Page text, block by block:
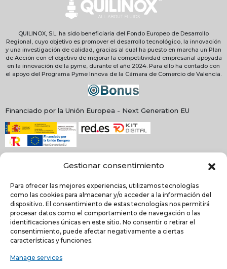
Gestionar consentimiento
Para ofrecer las mejores experiencias, utilizamos tecnologías
como las cookies para almacenar y/o acceder a la información del
dispositivo. El consentimiento de estas tecnologías nos permitirá
procesar datos como el comportamiento de navegación o las
identificaciones únicas en este sitio. No consentir o retirar el
consentimiento, puede afectar negativamente a ciertas
características y funciones.
Manage services
QUILINOX, S.L. ha sido beneficiaria del Fondo Europeo de Desarrollo
Regional, cuyo objetivo es promover el desarrollo tecnológico, la innovación
y una investigación de calidad, gracias al cual ha puesto en marcha un Plan
de Acción con el objetivo de mejorar la competitividad empresarial apoyada
en la innovación de la pyme, durante el año 2024. Para ello ha contado con
el apoyo del Programa Pyme Innova de la Cámara de Comercio de Valencia.
Financiado por la Unión Europea - Next Generation EU
NEWSLETTER